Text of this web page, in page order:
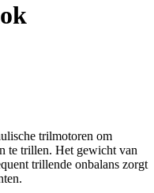
trilmotoren om
te trillen. Het gewicht van
trillende onbalans zorgt